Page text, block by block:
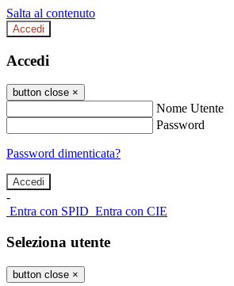
Salta al contenuto
Accedi
Accedi
button close ×
Nome Utente
Password
Password dimenticata?
-
Entra con SPID Entra con CIE
Seleziona utente
button close ×